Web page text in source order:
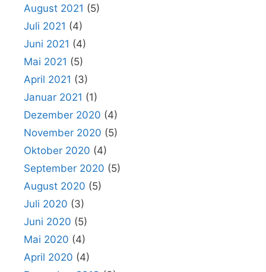
August 2021 (5)
Juli 2021 (4)
Juni 2021 (4)
Mai 2021 (5)
April 2021 (3)
Januar 2021 (1)
Dezember 2020 (4)
November 2020 (5)
Oktober 2020 (4)
September 2020 (5)
August 2020 (5)
Juli 2020 (3)
Juni 2020 (5)
Mai 2020 (4)
April 2020 (4)